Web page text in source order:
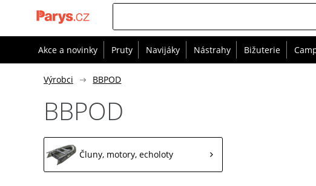
Akce a novinky Pruty Navijáky Nástrahy Bižuterie
Výrobci BBPOD
BBPOD
Čluny, motory, echoloty